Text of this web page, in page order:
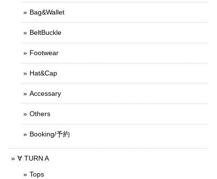
Bag&Wallet
BeltBuckle
Footwear
Hat&Cap
Accessary
Others
Booking/予約
∀ TURN A
Tops